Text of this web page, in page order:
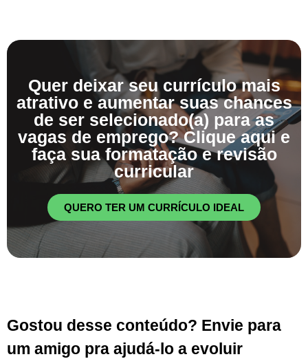
Quer deixar seu currículo mais
atrativo e aumentar suas chances
de ser selecionado(a) para as
vagas de emprego? Clique aqui e
faça sua formatação e revisão
curricular
QUERO TER UM CURRÍCULO IDEAL
Gostou desse conteúdo? Envie para
um amigo pra ajudá-lo a evoluir